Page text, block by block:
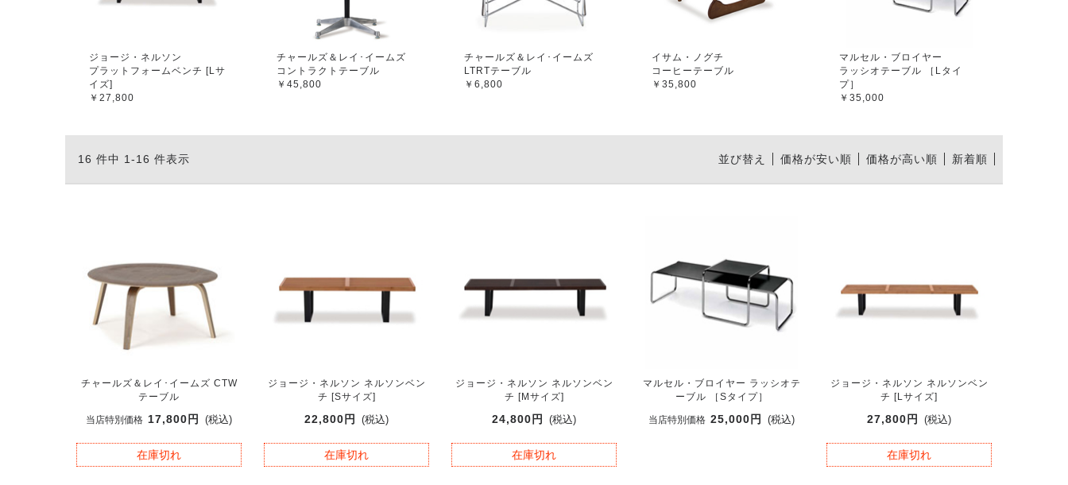
ジョージ・ネルソン
プラットフォームベンチ [Lサ
イズ]
￥27,800
チャールズ＆レイ･イームズ
コントラクトテーブル
￥45,800
チャールズ＆レイ･イームズ
LTRTテーブル
￥6,800
イサム・ノグチ
コーヒーテーブル
￥35,800
マルセル・ブロイヤー
ラッシオテーブル ［Lタイ
プ］
￥35,000
並び替え 価格が安い順 価格が高い順 新着順
16 件中 1-16 件表示
チャールズ＆レイ･イームズ CTW
テーブル
当店特別価格 17,800円 (税込)
在庫切れ
ジョージ・ネルソン ネルソンベン
チ [Sサイズ]
22,800円 (税込)
在庫切れ
ジョージ・ネルソン ネルソンベン
チ [Mサイズ]
24,800円 (税込)
在庫切れ
マルセル・ブロイヤー ラッシオテ
ーブル ［Sタイプ］
当店特別価格 25,000円 (税込)
ジョージ・ネルソン ネルソンベン
チ [Lサイズ]
27,800円 (税込)
在庫切れ